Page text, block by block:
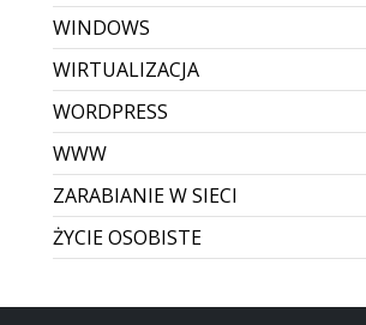
WINDOWS
WIRTUALIZACJA
WORDPRESS
WWW
ZARABIANIE W SIECI
ŻYCIE OSOBISTE